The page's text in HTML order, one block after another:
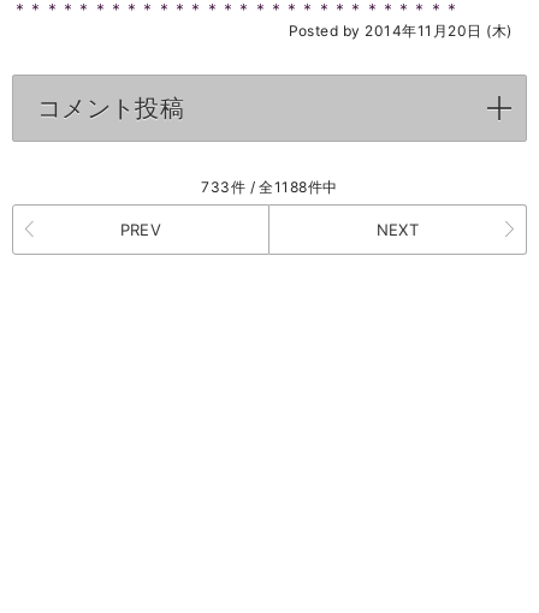
＊＊＊＊＊＊＊＊＊＊＊＊＊＊＊＊＊＊＊＊＊＊＊＊＊＊＊＊
Posted by 2014年11月20日 (木)
コメント投稿
733件 / 全1188件中
PREV NEXT